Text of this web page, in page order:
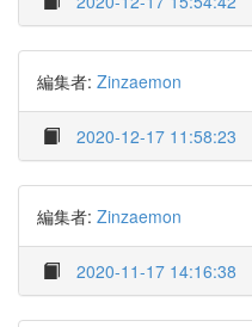
編集者: Zinzaemon
2020-12-17 11:58:23
編集者: Zinzaemon
2020-11-17 14:16:38